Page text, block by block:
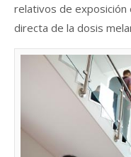
relativos de exposición
directa de la dosis